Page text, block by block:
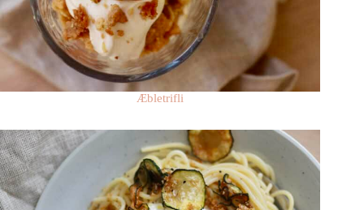
Æbletrifli